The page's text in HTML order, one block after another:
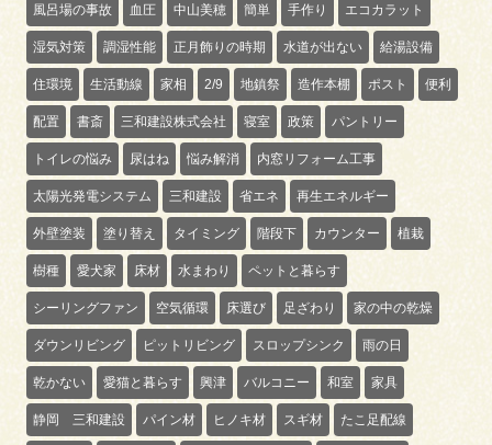
風呂場の事故 血圧 中山美穂 簡単 手作り エコカラット
湿気対策 調湿性能 正月飾りの時期 水道が出ない 給湯設備
住環境 生活動線 家相 2/9 地鎮祭 造作本棚 ポスト 便利
配置 書斎 三和建設株式会社 寝室 政策 パントリー
トイレの悩み 尿はね 悩み解消 内窓リフォーム工事
太陽光発電システム 三和建設 省エネ 再生エネルギー
外壁塗装 塗り替え タイミング 階段下 カウンター 植栽
樹種 愛犬家 床材 水まわり ペットと暮らす
シーリングファン 空気循環 床選び 足ざわり 家の中の乾燥
ダウンリビング ピットリビング スロップシンク 雨の日
乾かない 愛猫と暮らす 興津 バルコニー 和室 家具
静岡 三和建設 パイン材 ヒノキ材 スギ材 たこ足配線